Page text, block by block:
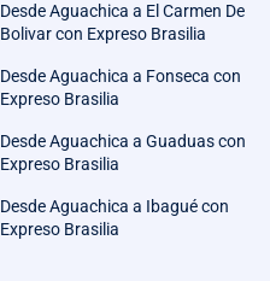
Desde Aguachica a El Carmen De
Bolivar con Expreso Brasilia
Desde Aguachica a Fonseca con
Expreso Brasilia
Desde Aguachica a Guaduas con
Expreso Brasilia
Desde Aguachica a Ibagué con
Expreso Brasilia